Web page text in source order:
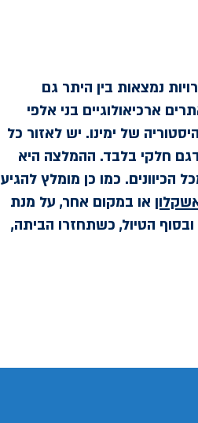
נמצאות בין היתר גם
ארכיאולוגיים בני אלפי
של ימינו. יש לאזור כל
חלקי בלבד. ההמלצה היא
הכיוונים. כמו כן מומלץ להגיע
או במקום אחר, על מנת
הטיול, כשתחזרו הביתה,